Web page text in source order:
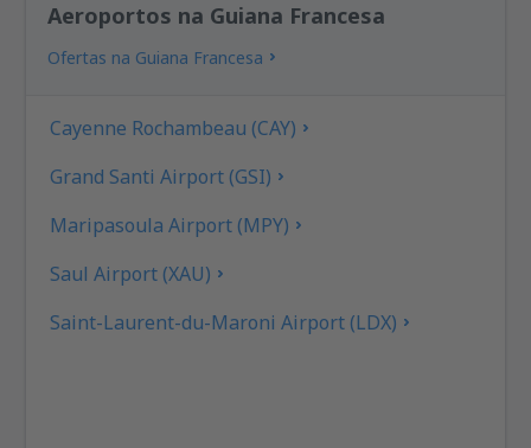
Aeroportos na Guiana Francesa
Ofertas na Guiana Francesa
Cayenne Rochambeau (CAY)
Grand Santi Airport (GSI)
Maripasoula Airport (MPY)
Saul Airport (XAU)
Saint-Laurent-du-Maroni Airport (LDX)